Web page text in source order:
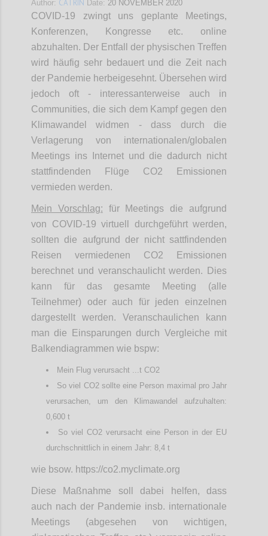
Author: CATRIN Date: 20 NOVEMBER 2020
COVID-19 zwingt uns geplante Meetings,
Konferenzen, Kongresse etc. online
abzuhalten. Der Entfall der physischen Treffen
wird häufig sehr bedauert und die Zeit nach
der Pandemie herbeigesehnt. Übersehen wird
jedoch oft - interessanterweise auch in
Communities, die sich dem Kampf gegen den
Klimawandel widmen - dass durch die
Verlagerung von internationalen/globalen
Meetings ins Internet und die dadurch nicht
stattfindenden Flüge CO2 Emissionen
vermieden werden.
Mein Vorschlag: für Meetings die aufgrund
von COVID-19 virtuell durchgeführt werden,
sollten die aufgrund der nicht sattfindenden
Reisen vermiedenen CO2 Emissionen
berechnet und veranschaulicht werden. Dies
kann für das gesamte Meeting (alle
Teilnehmer) oder auch für jeden einzelnen
dargestellt werden. Veranschaulichen kann
man die Einsparungen durch Vergleiche mit
Balkendiagrammen wie bspw:
Mein Flug verursacht ...t CO2
So viel CO2 sollte eine Person maximal pro Jahr
verursachen, um den Klimawandel aufzuhalten:
0,600 t
So viel CO2 verursacht eine Person in der EU
durchschnittlich in einem Jahr: 8,4 t
wie bsow. https://co2.myclimate.org
Diese Maßnahme soll dabei helfen, dass
auch nach der Pandemie insb. internationale
Meetings (abgesehen von wichtigen,